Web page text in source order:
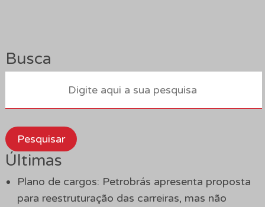
Busca
Pesquisar
Últimas
Plano de cargos: Petrobrás apresenta proposta
para reestruturação das carreiras, mas não